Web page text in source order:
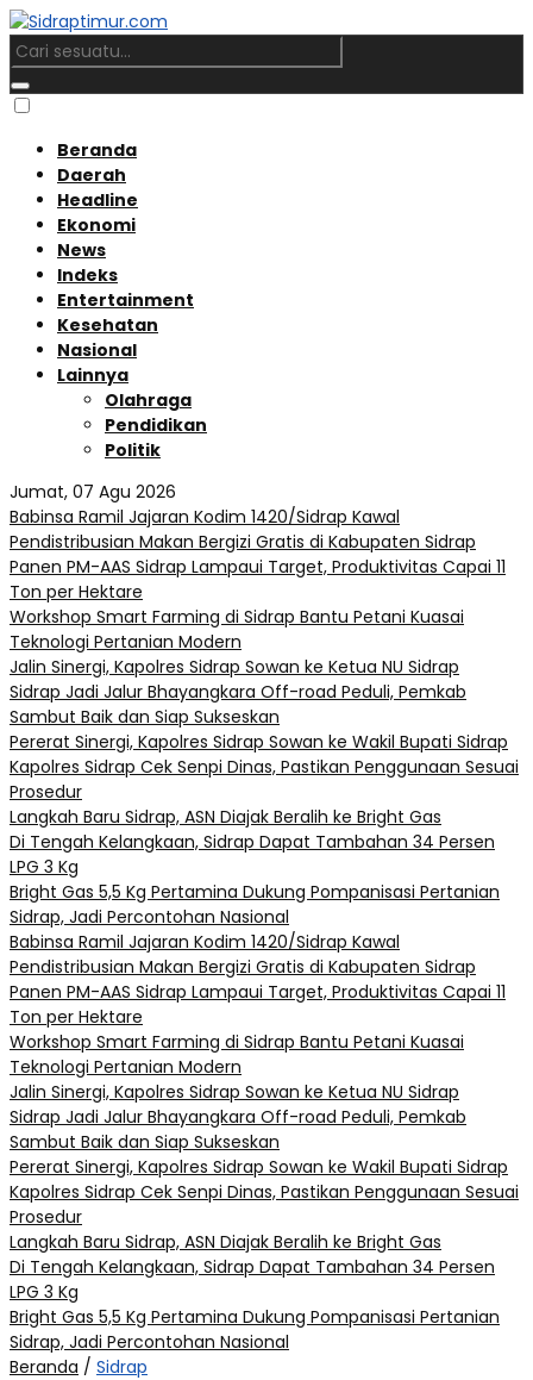
Beranda
Daerah
Headline
Ekonomi
News
Indeks
Entertainment
Kesehatan
Nasional
Lainnya
Olahraga
Pendidikan
Politik
Jumat, 07 Agu 2026
Babinsa Ramil Jajaran Kodim 1420/Sidrap Kawal
Pendistribusian Makan Bergizi Gratis di Kabupaten Sidrap
Panen PM-AAS Sidrap Lampaui Target, Produktivitas Capai 11
Ton per Hektare
Workshop Smart Farming di Sidrap Bantu Petani Kuasai
Teknologi Pertanian Modern
Jalin Sinergi, Kapolres Sidrap Sowan ke Ketua NU Sidrap
Sidrap Jadi Jalur Bhayangkara Off-road Peduli, Pemkab
Sambut Baik dan Siap Sukseskan
Pererat Sinergi, Kapolres Sidrap Sowan ke Wakil Bupati Sidrap
Kapolres Sidrap Cek Senpi Dinas, Pastikan Penggunaan Sesuai
Prosedur
Langkah Baru Sidrap, ASN Diajak Beralih ke Bright Gas
Di Tengah Kelangkaan, Sidrap Dapat Tambahan 34 Persen
LPG 3 Kg
Bright Gas 5,5 Kg Pertamina Dukung Pompanisasi Pertanian
Sidrap, Jadi Percontohan Nasional
Babinsa Ramil Jajaran Kodim 1420/Sidrap Kawal
Pendistribusian Makan Bergizi Gratis di Kabupaten Sidrap
Panen PM-AAS Sidrap Lampaui Target, Produktivitas Capai 11
Ton per Hektare
Workshop Smart Farming di Sidrap Bantu Petani Kuasai
Teknologi Pertanian Modern
Jalin Sinergi, Kapolres Sidrap Sowan ke Ketua NU Sidrap
Sidrap Jadi Jalur Bhayangkara Off-road Peduli, Pemkab
Sambut Baik dan Siap Sukseskan
Pererat Sinergi, Kapolres Sidrap Sowan ke Wakil Bupati Sidrap
Kapolres Sidrap Cek Senpi Dinas, Pastikan Penggunaan Sesuai
Prosedur
Langkah Baru Sidrap, ASN Diajak Beralih ke Bright Gas
Di Tengah Kelangkaan, Sidrap Dapat Tambahan 34 Persen
LPG 3 Kg
Bright Gas 5,5 Kg Pertamina Dukung Pompanisasi Pertanian
Sidrap, Jadi Percontohan Nasional
Beranda / Sidrap